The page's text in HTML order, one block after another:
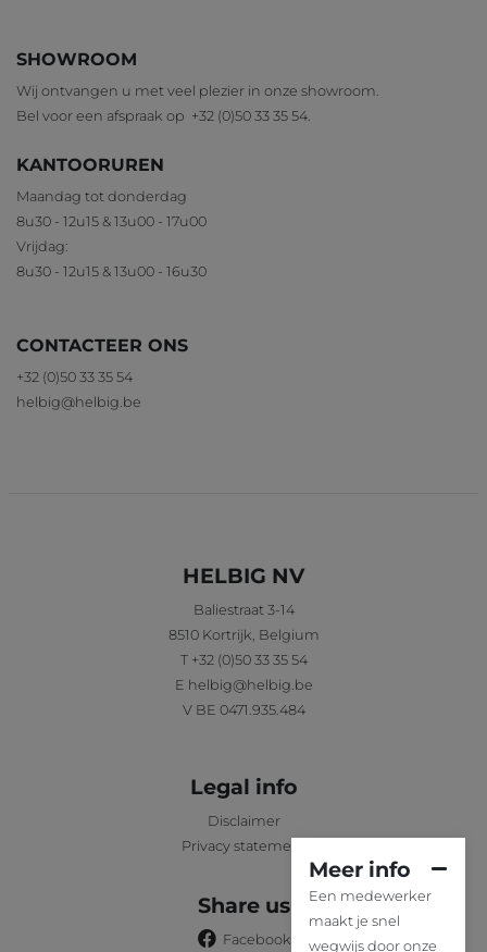
Meer info
Een medewerker
maakt je snel
wegwijs door onze
SHOWROOM
Wij ontvangen u met veel plezier in onze showroom.
Bel voor een afspraak op +32 (0)50 33 35 54
KANTOORUREN
Maandag tot donderdag
8u30 - 12u15 & 13u00 - 17u00
Vrijdag:
8u30 - 12u15 & 13u00 - 16u30
CONTACTEER ONS
+32 (0)50 33 35 54
helbig@helbig.be
HELBIG NV
Baliestraat 3-14
8510 Kortrijk Belgium
T +32 (0)50 33 35 54
E helbig@helbig.be
V BE 0471.935.484
Legal info
Disclaimer
Privacy statement
Share us
Facebook